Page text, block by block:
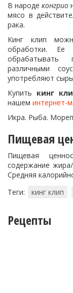
В народеконгрио
мясо в
рака.
Кинг клип
обработки. Ее
различными
употребляют
Купить кинг
нашем интернет-
Икра. Рыба.
Пищевая
Пищевая
содержание
Средняя
Теги:
кинг клип
Рецепты